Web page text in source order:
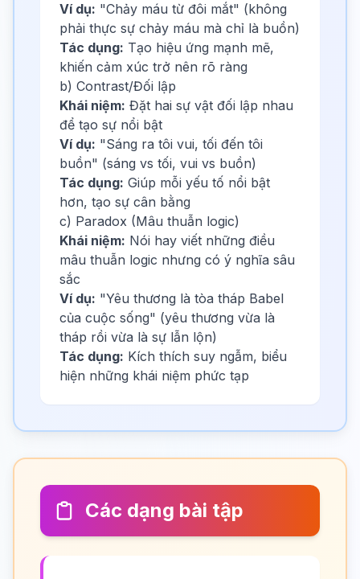
Ví dụ: "Chảy máu từ đôi mắt" (không
phải thực sự chảy máu mà chỉ là buồn)
Tác dụng: Tạo hiệu ứng mạnh mẽ,
khiến cảm xúc trở nên rõ ràng
b) Contrast/Đối lập
Khái niệm: Đặt hai sự vật đối lập nhau
để tạo sự nổi bật
Ví dụ: "Sáng ra tôi vui, tối đến tôi
buồn" (sáng vs tối, vui vs buồn)
Tác dụng: Giúp mỗi yếu tố nổi bật
hơn, tạo sự cân bằng
c) Paradox (Mâu thuẫn logic)
Khái niệm: Nói hay viết những điều
mâu thuẫn logic nhưng có ý nghĩa sâu
sắc
Ví dụ: "Yêu thương là tòa tháp Babel
của cuộc sống" (yêu thương vừa là
tháp rồi vừa là sự lẫn lộn)
Tác dụng: Kích thích suy ngẫm, biểu
hiện những khái niệm phức tạp
Các dạng bài tập